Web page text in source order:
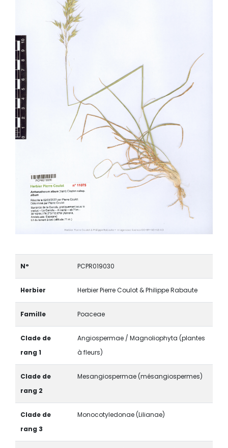
N° PCPR019030
Herbier Herbier Pierre Coulot & Philippe Rabaute
Famille Poaceae
Clade de
rang 1
Angiospermae / Magnoliophyta (plantes
à fleurs)
Clade de
rang 2
Mesangiospermae (mésangiospermes)
Clade de
rang 3
Monocotyledonae (Lilianae)